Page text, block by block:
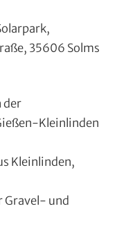
35606 Solms
der
Kleinlinden
Kleinlinden,
Gravel- und